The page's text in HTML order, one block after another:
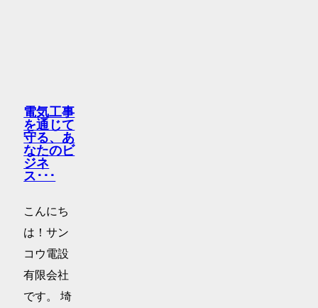
電気工事
を通じて
守る、あ
なたのビ
ジネ
ス･･･
こんにち
は！サン
コウ電設
有限会社
です。 埼